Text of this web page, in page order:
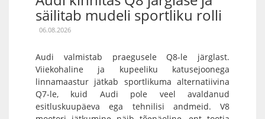
säilitab mudeli sportliku rolli
06.08.2026
Audi valmistab praegusele Q8-le järglast.
Viiekohaline ja kupeeliku katusejoonega
linnamaastur jätkab sportlikuma alternatiivina
Q7-le, kuid Audi pole veel avaldanud
esitluskuupäeva ega tehnilisi andmeid. V8